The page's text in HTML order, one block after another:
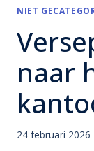
NIET
naar
24 februari 2026